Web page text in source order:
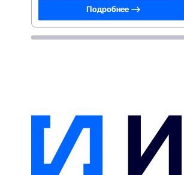
Подробнее —>